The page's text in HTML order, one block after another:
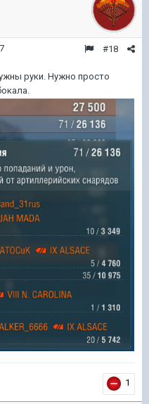
#18
руки. Нужно просто
1